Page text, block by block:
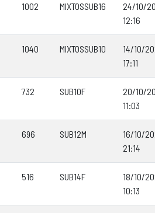
1002 MIXTOSSUB16
24/10/
12:16
1040 MIXTOSSUB10
14/10/
17:11
732 SUB10F
20/10/
11:03
696 SUB12M
16/10/
21:14
516 SUB14F
18/10/
10:13